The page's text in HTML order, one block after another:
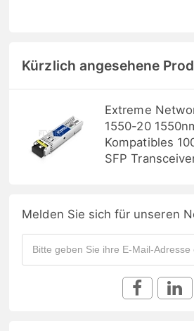
Kürzlich angesehene
Extreme
1550-20
Kompatibles
SFP
Melden Sie sich für unseren